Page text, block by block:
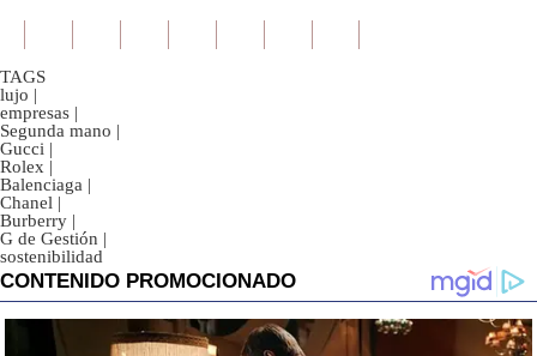
TAGS
lujo |
empresas |
Segunda mano |
Gucci |
Rolex |
Balenciaga |
Chanel |
Burberry |
G de Gestión |
sostenibilidad